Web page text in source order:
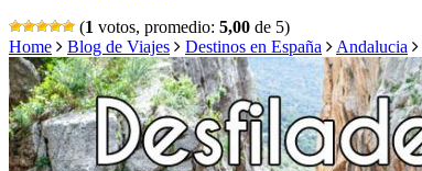
(1 votos, promedio: 5,00 de 5)
Home
Blog de Viajes Destinos en España Andalucia